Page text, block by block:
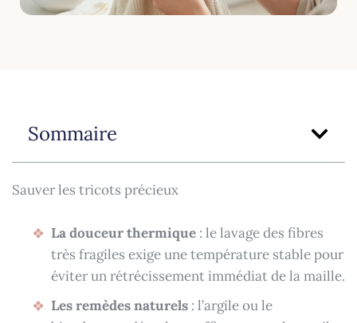
Sommaire
Sauver les tricots précieux
La douceur thermique : le lavage des fibres
très fragiles exige une température stable pour
éviter un rétrécissement immédiat de la maille.
Les remèdes naturels : l’argile ou le